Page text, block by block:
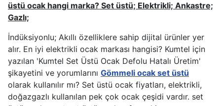
üstü ocak hangi marka? Set üstü; Elektrikli; Ankastre;
Gazlı;
İndüksiyonlu; Akıllı özelliklere sahip dijital ürünler yer
alır. En iyi elektrikli ocak markası hangisi? Kumtel için
yazılan 'Kumtel Set Üstü Ocak Defolu Hatalı Üretim'
şikayetini ve yorumlarını Gömmeli ocak set üstü
olarak kullanılır mı? Set üstü ocak fiyatları, elektrikli,
doğazgazlı kullanılan pek çok ocak çeşidi vardır. set